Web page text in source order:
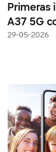
Primeras
A37 5G
29-05-2026